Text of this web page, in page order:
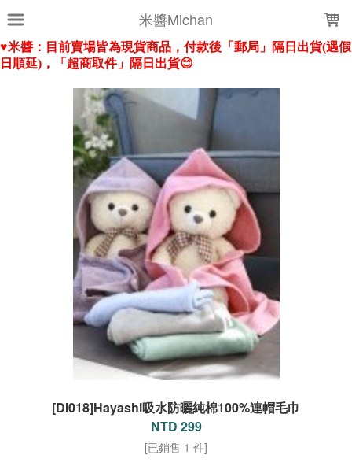
米醬Michan
[DI018]Hayashi吸水防曬純棉100%連帽毛巾
NTD 299
[已銷售 1 件]